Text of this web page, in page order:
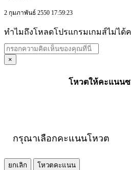
2 กุมภาพันธ์ 2550 17:59:23
ทำไมถึงโหลดโปรแกรมเกมส์ไม่ได้
×
โหวตให้คะแนน
กรุณาเลือกคะแนนโหวต
ยกเลิก
โหวตคะแนน